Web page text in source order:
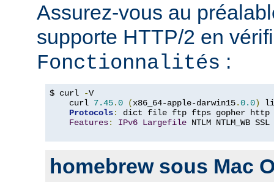
Assurez-vous au
supporte HTTP/2 en
Fonctionnalités :
$ curl -V
    curl
7.45.0 (x86_64-apple-darwin15.0.0)
Protocols:
dict file ftp ftps gopher http
Features: IPv6 Largefile NTLM NTLM_WB
homebrew sous Mac